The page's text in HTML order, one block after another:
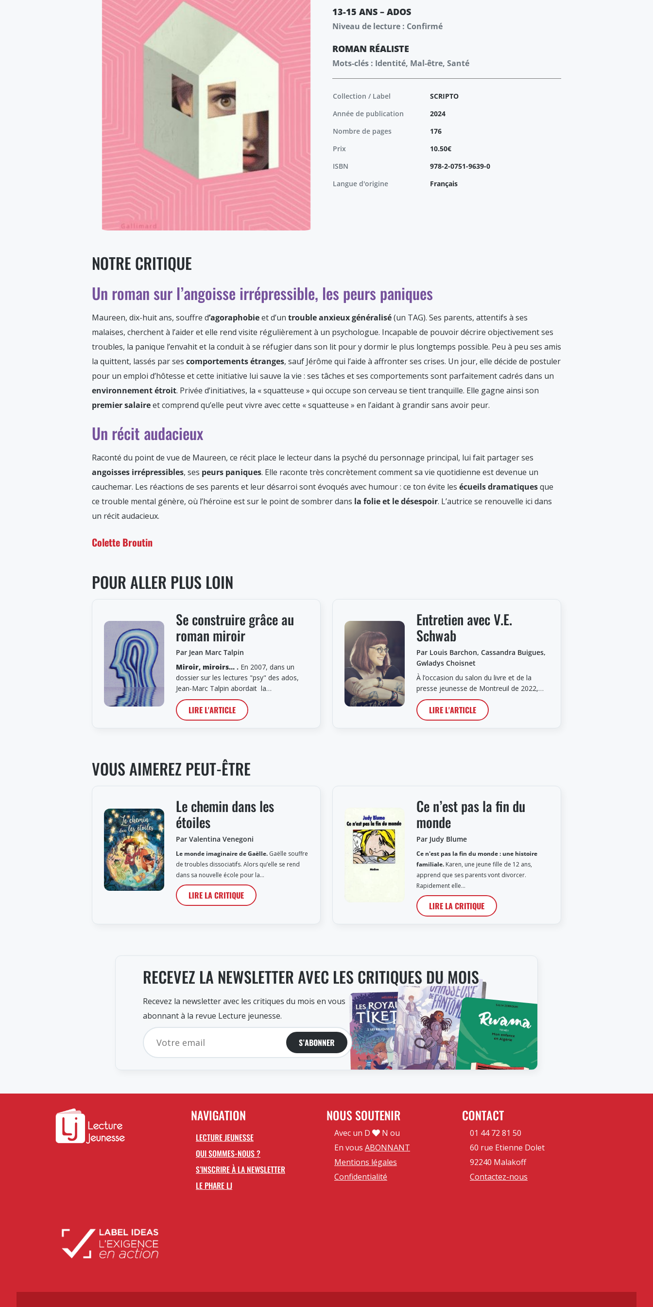
13-15 ANS – ADOS
Niveau de lecture : Confirmé
ROMAN RÉALISTE
Mots-clés : Identité, Mal-être, Santé
Collection / Label
SCRIPTO
Année de publication
2024
Nombre de pages
176
Prix
10.50€
ISBN
978-2-0751-9639-0
Langue d'origine
Français
NOTRE CRITIQUE
Un roman sur l’angoisse irrépressible, les peurs paniques
Maureen, dix-huit ans, souffre d’agoraphobieet d’un trouble anxieux généralisé(un TAG). Ses parents, attentifs à ses
malaises, cherchent à l’aider et elle rend visite régulièrement à un psychologue. Incapable de pouvoir décrire objectivement ses
troubles, la panique l’envahit et la conduit à se réfugier dans son lit pour y dormir le plus longtemps possible. Peu à peu ses amis
la quittent, lassés par ses comportements étranges, sauf Jérôme qui l’aide à affronter ses crises. Un jour, elle décide de postuler
pour un emploi d’hôtesse et cette initiative lui sauve la vie : ses tâches et ses comportements sont parfaitement cadrés dans un
environnement étroit. Privée d’initiatives, la « squatteuse » qui occupe son cerveau se tient tranquille. Elle gagne ainsi son
premier salaireet comprend qu’elle peut vivre avec cette « squatteuse » en l’aidant à grandir sans avoir peur.
Un récit audacieux
Raconté du point de vue de Maureen, ce récit place le lecteur dans la psyché du personnage principal, lui fait partager ses
angoisses irrépressibles, ses peurs paniques. Elle raconte très concrètement comment sa vie quotidienne est devenue un
cauchemar. Les réactions de ses parents et leur désarroi sont évoqués avec humour : ce ton évite les écueils dramatiquesque
ce trouble mental génère, où l’héroïne est sur le point de sombrer dans la folie et le désespoir. L’autrice se renouvelle ici dans
un récit audacieux.
Colette Broutin
POUR ALLER PLUS LOIN
Se construire grâce au
roman miroir
Par Jean Marc Talpin
Miroir, miroirs…. En 2007, dans un
dossier sur les lectures "psy" des ados,
Jean-Marc Talpin abordait la…
LIRE L'ARTICLE
Entretien avec V.E.
Schwab
Par Louis Barchon, Cassandra Buigues,
Gwladys Choisnet
À l’occasion du salon du livre et de la
presse jeunesse de Montreuil de 2022,…
LIRE L'ARTICLE
VOUS AIMEREZ PEUT-ÊTRE
Le chemin dans les
étoiles
Par Valentina Venegoni
Le monde imaginaire de Gaëlle. Gaëlle souffre
de troubles dissociatifs. Alors qu’elle se rend
dans sa nouvelle école pour la…
LIRE LA CRITIQUE
Ce n’est pas la fin du
monde
Par Judy Blume
Ce n'est pas la fin du monde : une histoire
familiale. Karen, une jeune fille de 12 ans,
apprend que ses parents vont divorcer.
Rapidement elle…
LIRE LA CRITIQUE
RECEVEZ LA NEWSLETTER AVEC LES CRITIQUES DU MOIS
Recevez la newsletter avec les critiques du mois en vous
abonnant à la revue Lecture jeunesse.
S’ABONNER
NAVIGATION
LECTURE JEUNESSE
QUI SOMMES-NOUS ?
S’INSCRIRE À LA NEWSLETTER
LE PHARE LJ
NOUS SOUTENIR
Avec un D
N ou
En vous ABONNANT
Mentions légales
Confidentialité
CONTACT
01 44 72 81 50
60 rue Etienne Dolet
92240 Malakoff
Contactez-nous